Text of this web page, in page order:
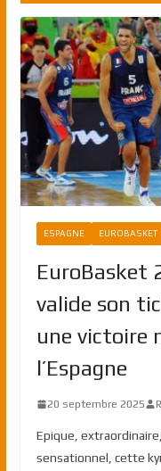
ESPAGNE EUROBASKET
EuroBasket
valide son
une victoire
l’Espagne
20 septembre 2025
Epique,
sensationnel, cette